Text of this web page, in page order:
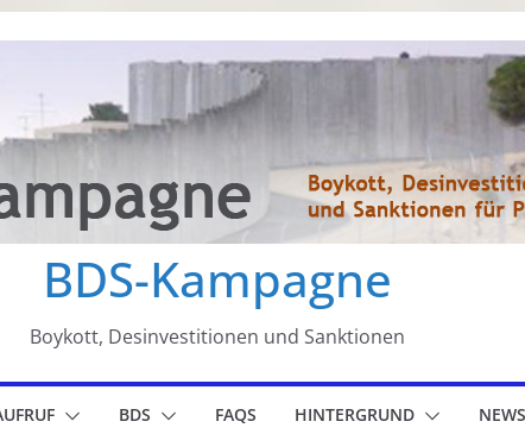
BDS-Kampagne
Boykott, Desinvestitionen und Sanktionen
BDS FAQS HINTERGRUND